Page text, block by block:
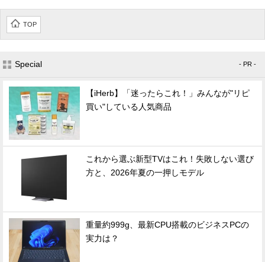
TOP
Special - PR -
【iHerb】「迷ったらこれ！」みんなが"リピ
買い"している人気商品
これから選ぶ新型TVはこれ！失敗しない選び
方と、2026年夏の一押しモデル
重量約999g、最新CPU搭載のビジネスPCの
実力は？